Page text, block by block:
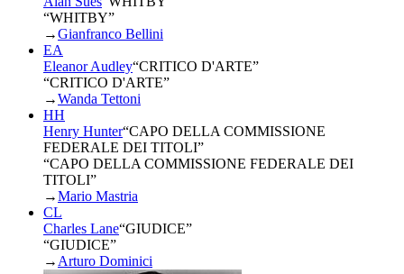
“WHITBY”
→Gianfranco Bellini
EA
Eleanor Audley“CRITICO D'ARTE”
“CRITICO D'ARTE”
→Wanda Tettoni
HH
Henry Hunter“CAPO DELLA COMMISSIONE
FEDERALE DEI TITOLI”
“CAPO DELLA COMMISSIONE FEDERALE DEI
TITOLI”
→Mario Mastria
CL
Charles Lane“GIUDICE”
“GIUDICE”
→ Arturo Dominici